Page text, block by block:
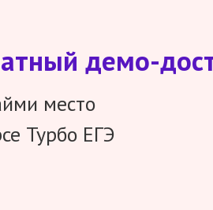
демо-
место
Турбо ЕГЭ